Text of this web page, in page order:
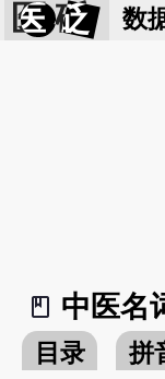
医 砭 数
book_2
中医名
目录 拼